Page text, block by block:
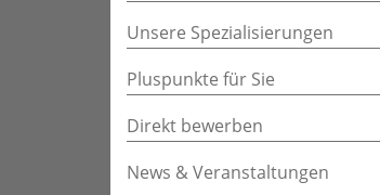
Unsere Spezialisierungen
Pluspunkte für Sie
Direkt bewerben
News & Veranstaltungen